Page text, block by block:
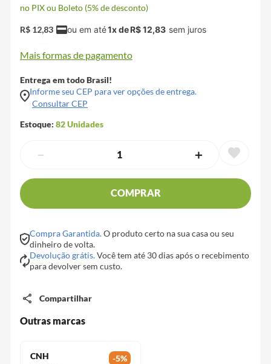
no PIX ou Boleto (5% de desconto)
R$ 12,83 1x deR$12,83
Mais formas de pagamento
Entrega em todo Brasil!
Informe seu CEP para ver opções de entrega.
Consultar CEP
Estoque: 82Unidades
＋
－
COMPRAR
Compra Garantida.O produto certo na sua casa ou seu
dinheiro de volta.
Devolução grátis.Você tem até 30 dias após o recebimento
para devolver sem custo.
Compartilhar
Outras marcas
CNH -5%